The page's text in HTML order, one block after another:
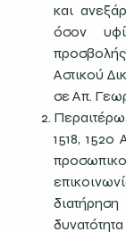
και
όσον
Αστικού
σε Απ.
1518,